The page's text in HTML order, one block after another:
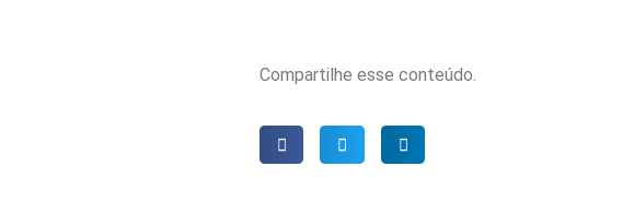
Compartilhe esse conteúdo.